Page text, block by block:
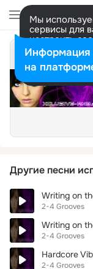
Мы
сервисы для
настроить
Разрешить
Другие песни
2-4 Grooves
2-4 Grooves
Hardcore
2-4 Grooves
Информация
на